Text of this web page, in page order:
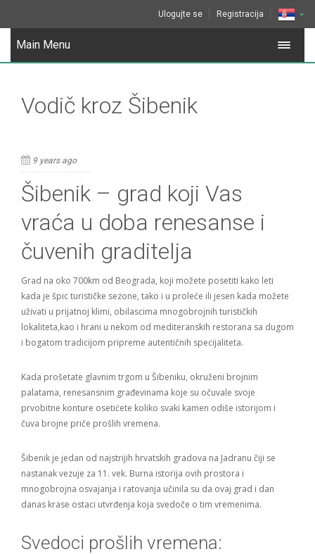
Ulogujte se Registracija
Main Menu
Vodič kroz Šibenik
9 years ago
Šibenik – grad koji Vas
vraća u doba renesanse i
čuvenih graditelja
Grad na oko 700km od Beograda, koji možete posetiti kako leti
kada je špic turističke sezone, tako i u proleće ili jesen kada možete
uživati u prijatnoj klimi, obilascima mnogobrojnih turističkih
lokaliteta,kao i hrani u nekom od mediteranskih restorana sa dugom
i bogatom tradicijom pripreme autentičnih specijaliteta.
Kada prošetate glavnim trgom u Šibeniku, okruženi brojnim
palatama, renesansnim građevinama koje su očuvale svoje
prvobitne konture osetićete koliko svaki kamen odiše istorijom i
čuva brojne priče prošlih vremena.
Šibenik je jedan od najstrijih hrvatskih gradova na Jadranu čiji se
nastanak vezuje za 11. vek. Burna istorija ovih prostora i
mnogobrojna osvajanja i ratovanja učinila su da ovaj grad i dan
danas krase ostaci utvrđenja koja svedoče o tim vremenima.
Svedoci prošlih vremena: